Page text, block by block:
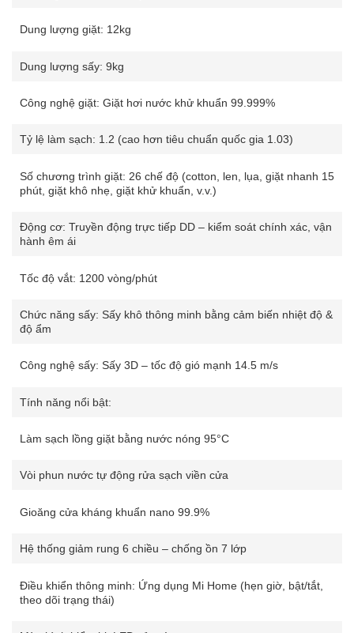
Dung lượng giặt: 12kg
Dung lượng sấy: 9kg
Công nghệ giặt: Giặt hơi nước khử khuẩn 99.999%
Tỷ lệ làm sạch: 1.2 (cao hơn tiêu chuẩn quốc gia 1.03)
Số chương trình giặt: 26 chế độ (cotton, len, lụa, giặt nhanh 15
phút, giặt khô nhẹ, giặt khử khuẩn, v.v.)
Động cơ: Truyền động trực tiếp DD – kiểm soát chính xác, vận
hành êm ái
Tốc độ vắt: 1200 vòng/phút
Chức năng sấy: Sấy khô thông minh bằng cảm biến nhiệt độ &
độ ẩm
Công nghệ sấy: Sấy 3D – tốc độ gió mạnh 14.5 m/s
Tính năng nổi bật:
Làm sạch lồng giặt bằng nước nóng 95°C
Vòi phun nước tự động rửa sạch viền cửa
Gioăng cửa kháng khuẩn nano 99.9%
Hệ thống giảm rung 6 chiều – chống ồn 7 lớp
Điều khiển thông minh: Ứng dụng Mi Home (hẹn giờ, bật/tắt,
theo dõi trạng thái)